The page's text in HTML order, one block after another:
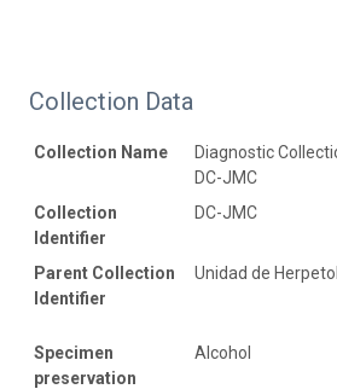
Collection Data
Collection Name
Diagnostic
DC-JMC
Collection
Identifier
DC-JMC
Parent Collection
Identifier
Unidad de
Specimen
preservation
Alcohol